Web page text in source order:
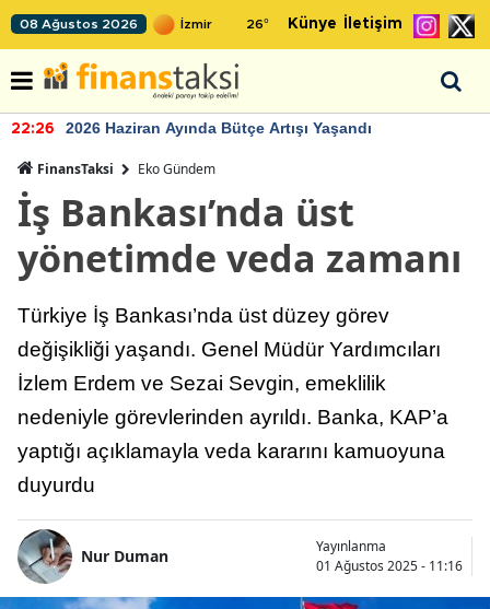
08 Ağustos 2026 26° Künye İletişim
22:26 2026 Haziran Ayında Bütçe Artışı Yaşandı
FinansTaksi Eko Gündem
İş Bankası’nda üst
yönetimde veda zamanı
Türkiye İş Bankası’nda üst düzey görev
değişikliği yaşandı. Genel Müdür Yardımcıları
İzlem Erdem ve Sezai Sevgin, emeklilik
nedeniyle görevlerinden ayrıldı. Banka, KAP’a
yaptığı açıklamayla veda kararını kamuoyuna
duyurdu
Nur Duman
Yayınlanma
01 Ağustos 2025 - 11:16